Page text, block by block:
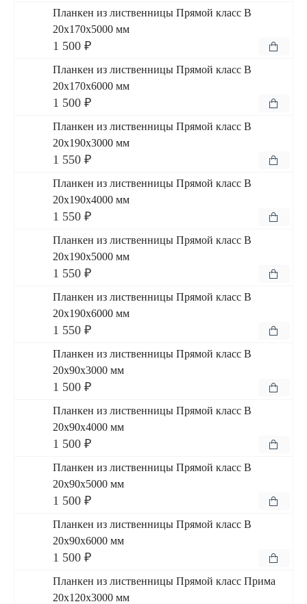
Планкен из лиственницы Прямой класс В
20x170x5000 мм
1 500 ₽
Планкен из лиственницы Прямой класс В
20x170x6000 мм
1 500 ₽
Планкен из лиственницы Прямой класс В
20x190x3000 мм
1 550 ₽
Планкен из лиственницы Прямой класс В
20x190x4000 мм
1 550 ₽
Планкен из лиственницы Прямой класс В
20x190x5000 мм
1 550 ₽
Планкен из лиственницы Прямой класс В
20x190x6000 мм
1 550 ₽
Планкен из лиственницы Прямой класс В
20x90x3000 мм
1 500 ₽
Планкен из лиственницы Прямой класс В
20x90x4000 мм
1 500 ₽
Планкен из лиственницы Прямой класс В
20x90x5000 мм
1 500 ₽
Планкен из лиственницы Прямой класс В
20x90x6000 мм
1 500 ₽
Планкен из лиственницы Прямой класс Прима
20x120x3000 мм